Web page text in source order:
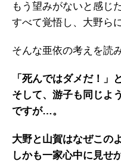
もう望みがないと感じ
すべて覚悟し、大野ら
そんな亜依の考えを読
「死んではダメだ！」
そして、游子も同じよ
ですが…。
大野と山賀はなぜこの
しかも一家心中に見せ